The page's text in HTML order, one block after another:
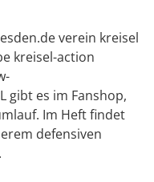
verein kreisel
kreisel-action
gibt es im Fanshop,
Im Heft findet
defensiven